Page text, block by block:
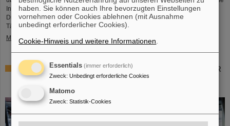
Infrastruktur sowie insbesondere über das Berufsangebot bei GSI und FAIR.
Die Mädchen nutzten den Girls’Day, um einen Einblick in die vielfältigen
Tätigkeiten in einer internationalen Forschungseinrichtung…
Mehr »
Gemeinsam für die Krebsforschung: TRON und GSI/FAIR
untersuchen Kombination von Schwerionentherapie und
mRNA-Impfstoff
haben. Sie können auch Ihre bevorzugten Einstellungen
vornehmen oder Cookies ablehnen (mit Ausnahme
unbedingt erforderlicher Cookies).
Cookie-Hinweis und weitere Informationen
Essentials (immer erforderlich)
Zweck: Unbedingt erforderliche Cookies
Matomo
Zweck: Statistik-Cookies